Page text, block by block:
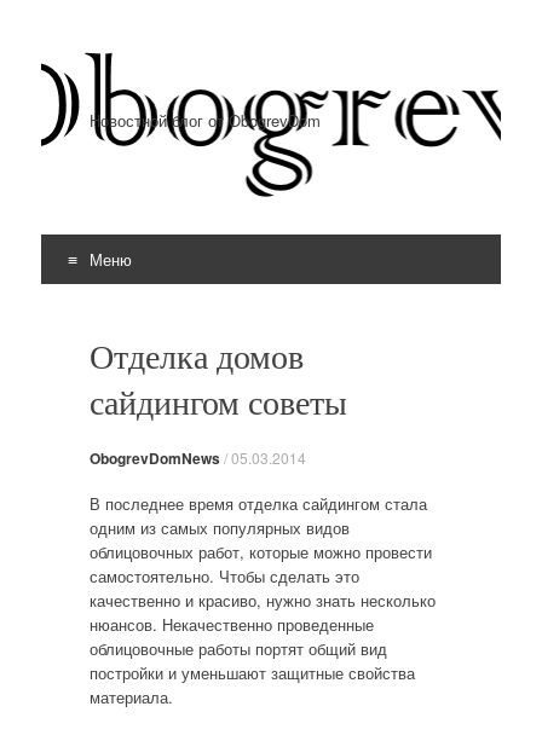
Новостной блог от ObogrevDom
Меню
Отделка домов
сайдингом советы
ObogrevDomNews/05.03.2014
В последнее время отделка сайдингом стала
одним из самых популярных видов
облицовочных работ, которые можно провести
самостоятельно. Чтобы сделать это
качественно и красиво, нужно знать несколько
нюансов. Некачественно проведенные
облицовочные работы портят общий вид
постройки и уменьшают защитные свойства
материала.